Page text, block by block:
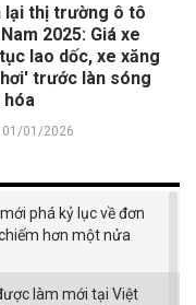
lại thị trường ô tô
2025: Giá xe
lao dốc, xe xăng
trước làn sóng
hóa
01/01/2026
phá kỷ lục về đơn
hơn một nửa
làm mới tại Việt